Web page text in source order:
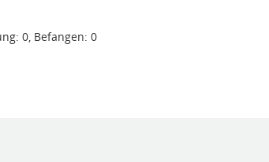
0, Befangen: 0